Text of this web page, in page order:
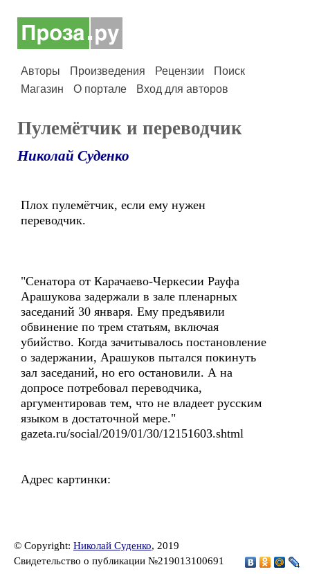
Авторы Произведения Рецензии
Поиск
Магазин
О портале Вход для авторов
Пулемётчик и переводчик
Николай Суденко
Плох пулемётчик, если ему нужен
переводчик.
"Сенатора от Карачаево-Черкесии Рауфа
Арашукова задержали в зале пленарных
заседаний 30 января. Ему предъявили
обвинение по трем статьям, включая
убийство. Когда зачитывалось постановление
о задержании, Арашуков пытался покинуть
зал заседаний, но его остановили. А на
допросе потребовал переводчика,
аргументировав тем, что не владеет русским
языком в достаточной мере."
gazeta.ru/social/2019/01/30/12151603.shtml
Адрес картинки:
© Copyright: Николай Суденко, 2019
Свидетельство о публикации №219013100691